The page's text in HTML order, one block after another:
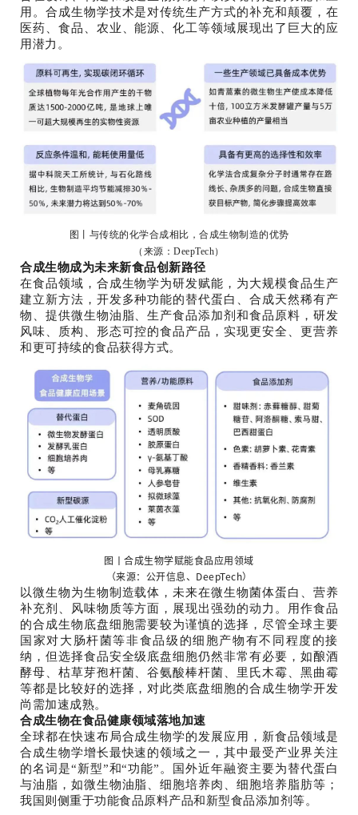
用。合成生物学技术是对传统生产方式的补充和颠覆，在
医药、食品、农业、能源、化工等领域展现出了巨大的应
用潜力。
图丨与传统的化学合成相比，合成生物制造的优势
（来源：DeepTech）
合成生物成为未来新食品创新路径
在食品领域，合成生物学为研发赋能，为大规模食品生产
建立新方法，开发多种功能的替代蛋白、合成天然稀有产
物、提供微生物油脂、生产食品添加剂和食品原料，研发
风味、质构、形态可控的食品产品，实现更安全、更营养
和更可持续的食品获得方式。
图丨合成生物学赋能食品应用领域
（来源：公开信息、DeepTech）
以微生物为生物制造载体，未来在微生物菌体蛋白、营养
补充剂、风味物质等方面，展现出强劲的动力。用作食品
的合成生物底盘细胞需要较为谨慎的选择，尽管全球主要
国家对大肠杆菌等非食品级的细胞产物有不同程度的接
纳，但选择食品安全级底盘细胞仍然非常有必要，如酿酒
酵母、枯草芽孢杆菌、谷氨酸棒杆菌、里氏木霉、黑曲霉
等都是比较好的选择，对此类底盘细胞的合成生物学开发
尚需加速成熟。
合成生物在食品健康领域落地加速
全球都在快速布局合成生物学的发展应用，新食品领域是
合成生物学增长最快速的领域之一，其中最受产业界关注
的名词是“新型”和“功能”。国外近年融资主要为替代蛋白
与油脂，如微生物油脂、细胞培养肉、细胞培养脂肪等；
我国则侧重于功能食品原料产品和新型食品添加剂等。